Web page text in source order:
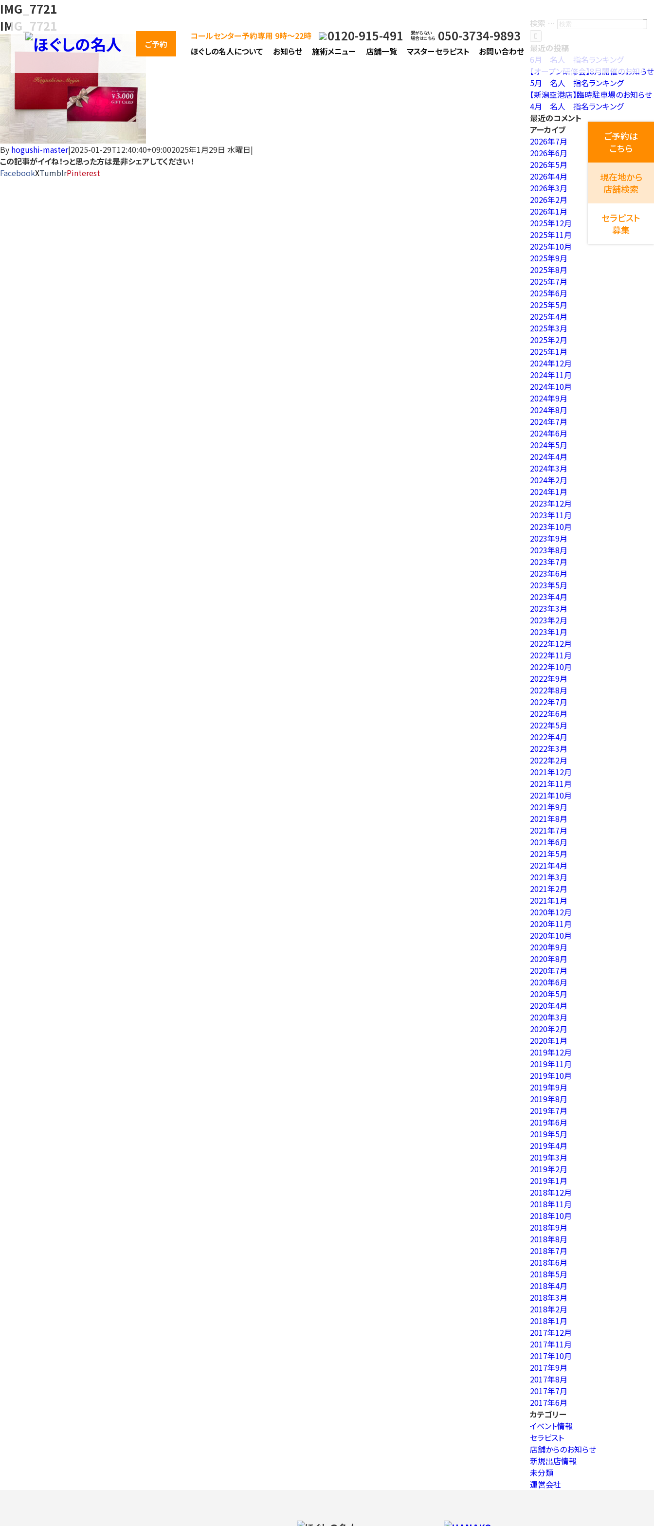
ご予約
コールセンター予約専用 9時～22時 0120-915-491
繋がらない
場合はこちら 050-3734-9893
ほぐしの名人について お知らせ 施術メニュー 店舗一覧 マスターセラピスト お問い合わせ
IMG_7721
IMG_7721
By hogushi-master|2025-01-29T12:40:40+09:002025年1月29日 水曜日|
この記事がイイね！っと思った方は是非シェアしてください！
FacebookXTumblrPinterest
検索 …
最近の投稿
6月 名人 指名ランキング
【オープン研修会】8月開催のお知らせ
5月 名人 指名ランキング
【新潟空港店】臨時駐車場のお知らせ
4月 名人 指名ランキング
最近のコメント
アーカイブ
2026年7月
2026年6月
2026年5月
2026年4月
2026年3月
2026年2月
2026年1月
2025年12月
2025年11月
2025年10月
2025年9月
2025年8月
2025年7月
2025年6月
2025年5月
2025年4月
2025年3月
2025年2月
2025年1月
2024年12月
2024年11月
2024年10月
2024年9月
2024年8月
2024年7月
2024年6月
2024年5月
2024年4月
2024年3月
2024年2月
2024年1月
2023年12月
2023年11月
2023年10月
2023年9月
2023年8月
2023年7月
2023年6月
2023年5月
2023年4月
2023年3月
2023年2月
2023年1月
2022年12月
2022年11月
2022年10月
2022年9月
2022年8月
2022年7月
2022年6月
2022年5月
2022年4月
2022年3月
2022年2月
2021年12月
2021年11月
2021年10月
2021年9月
2021年8月
2021年7月
2021年6月
2021年5月
2021年4月
2021年3月
2021年2月
2021年1月
2020年12月
2020年11月
2020年10月
2020年9月
2020年8月
2020年7月
2020年6月
2020年5月
2020年4月
2020年3月
2020年2月
2020年1月
2019年12月
2019年11月
2019年10月
2019年9月
2019年8月
2019年7月
2019年6月
2019年5月
2019年4月
2019年3月
2019年2月
2019年1月
2018年12月
2018年11月
2018年10月
2018年9月
2018年8月
2018年7月
2018年6月
2018年5月
2018年4月
2018年3月
2018年2月
2018年1月
2017年12月
2017年11月
2017年10月
2017年9月
2017年8月
2017年7月
2017年6月
カテゴリー
イベント情報
セラピスト
店舗からのお知らせ
新規出店情報
未分類
運営会社
ご予約は
こちら
現在地から
店舗検索
セラピスト
募集